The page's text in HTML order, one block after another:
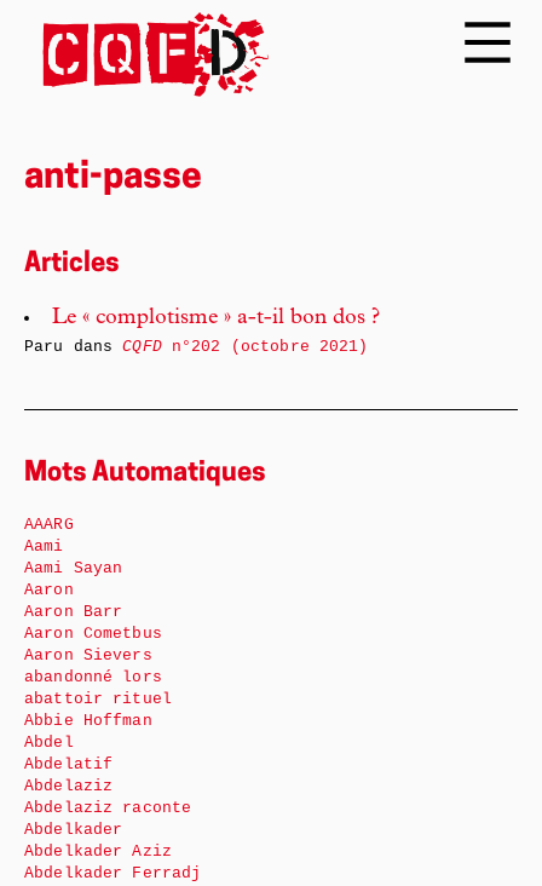
anti-passe
Articles
Le « complotisme » a-t-il bon dos ?
Paru dansCQFDn°202 (octobre 2021)
Mots Automatiques
AAARG
Aami
Aami Sayan
Aaron
Aaron Barr
Aaron Cometbus
Aaron Sievers
abandonné lors
abattoir rituel
Abbie Hoffman
Abdel
Abdelatif
Abdelaziz
Abdelaziz raconte
Abdelkader
Abdelkader Aziz
Abdelkader Ferradj